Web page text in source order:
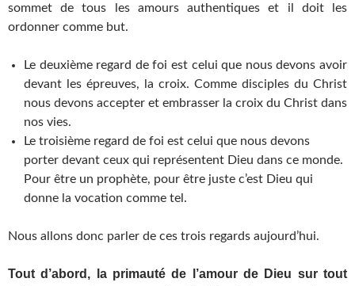
sommet de tous les amours authentiques et il doit les
ordonner comme but.
Le deuxième regard de foi est celui que nous devons avoir
devant les épreuves, la croix. Comme disciples du Christ
nous devons accepter et embrasser la croix du Christ dans
nos vies.
Le troisième regard de foi est celui que nous devons
porter devant ceux qui représentent Dieu dans ce monde.
Pour être un prophète, pour être juste c’est Dieu qui
donne la vocation comme tel.
Nous allons donc parler de ces trois regards aujourd’hui.
Tout d’abord, la primauté de l’amour de Dieu sur tout